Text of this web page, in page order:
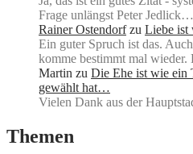
Frage unlängst Peter Jedlick…
Rainer Ostendorf zu Liebe
Ein guter Spruch ist das.
komme bestimmt mal
Martin zu Die Ehe ist wie ein
gewählt hat…
Vielen Dank aus der
Themen